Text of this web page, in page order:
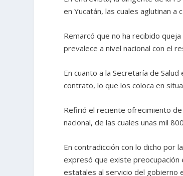
en Yucatán, las cuales aglutinan
Remarcó que no ha recibido
prevalece a nivel nacional con el
En cuanto a la Secretaría de
contrato, lo que los coloca en
Refirió el reciente ofrecimiento
nacional, de las cuales unas mil
En contradicción con lo dicho por
expresó que existe
estatales al servicio del gobierno